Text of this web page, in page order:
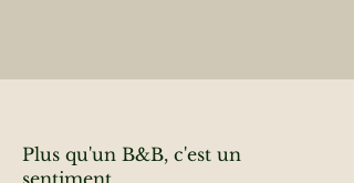
Plus qu'un B&B, c'est un
sentiment